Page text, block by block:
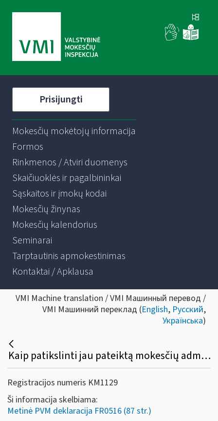
Prisijungti
Mokesčių mokėtojų informacija
Formos
Rinkmenos / Atviri duomenys
Skaičiuoklės ir pagalbininkai
Sąskaitos ir įmokų kodai
Mokesčių žinynas
Mokesčių kalendorius
Seminarai
Tarptautinis apmokestinimas
Kontaktai / Apklausa
VMI Machine translation / VMI Машинный перевод /
VMI Машинний переклад (English, Русский,
Українська)
Kaip patikslinti jau pateiktą mokesčių administratoriui metinę PVM deklaraciją (FR0516) ir jos priedą (FR0516A)?
Registracijos numeris KM1129
Ši informacija skelbiama:
Metinė PVM deklaracija FR0516 (87 str.)